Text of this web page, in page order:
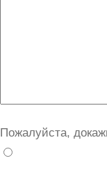
Пожалуйста,